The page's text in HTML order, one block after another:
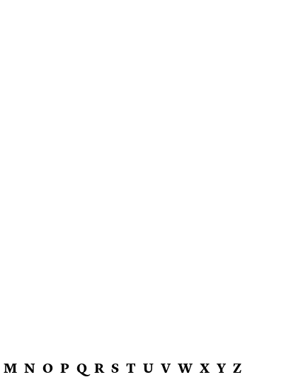
M N O P Q R S T U V W X Y Z